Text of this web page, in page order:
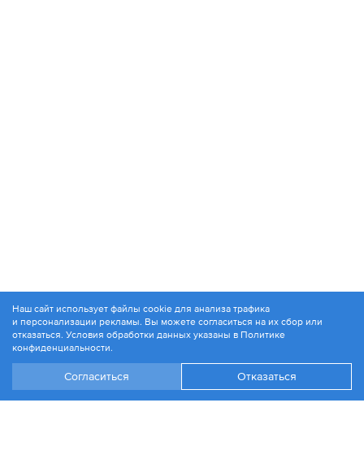
© 1994-2026. ЗАО «Контакт Плюс»
Политика конфиденциальности
Наш сайт использует файлы cookie для анализа трафика
и персонализации рекламы. Вы можете согласиться на их сбор или
отказаться. Условия обработки данных указаны в Политике
конфиденциальности.
Согласиться Отказаться